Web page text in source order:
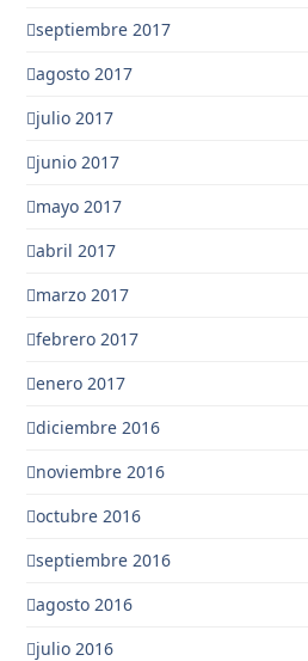
septiembre 2017
agosto 2017
julio 2017
junio 2017
mayo 2017
abril 2017
marzo 2017
febrero 2017
enero 2017
diciembre 2016
noviembre 2016
octubre 2016
septiembre 2016
agosto 2016
julio 2016